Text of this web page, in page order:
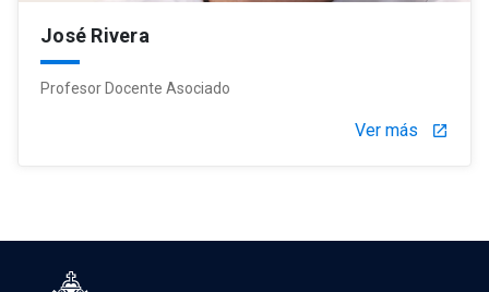
José Rivera
Profesor Docente Asociado
Ver más launch